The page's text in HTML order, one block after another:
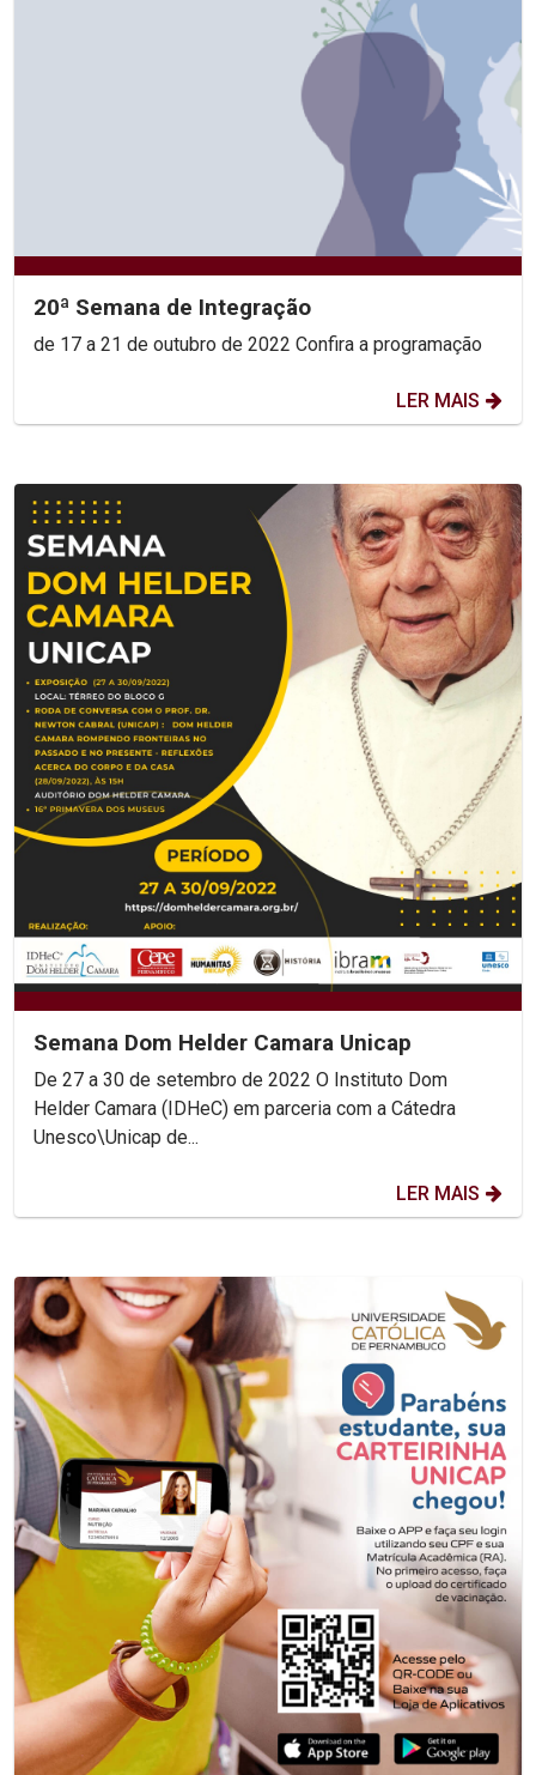
20ª Semana de Integração
de 17 a 21 de outubro de 2022 Confira a programação
LER MAIS
Semana Dom Helder Camara Unicap
De 27 a 30 de setembro de 2022 O Instituto Dom
Helder Camara (IDHeC) em parceria com a Cátedra
Unesco\Unicap de...
LER MAIS